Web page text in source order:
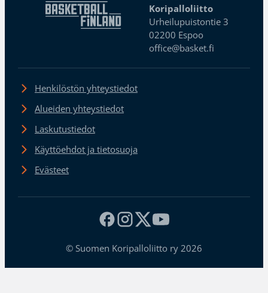
Koripalloliitto
Urheilupuistontie 3
02200 Espoo
office@basket.fi
Henkilöstön yhteystiedot
Alueiden yhteystiedot
Laskutustiedot
Käyttöehdot ja tietosuoja
Evästeet
© Suomen Koripalloliitto ry 2026